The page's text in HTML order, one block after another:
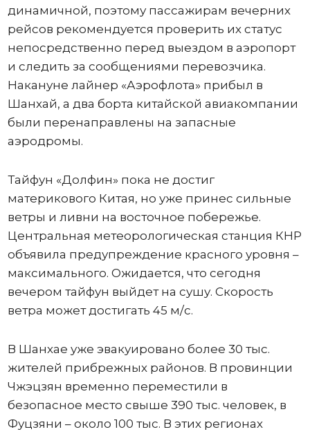
динамичной, поэтому пассажирам вечерних
рейсов рекомендуется проверить их статус
непосредственно перед выездом в аэропорт
и следить за сообщениями перевозчика.
Накануне лайнер «Аэрофлота» прибыл в
Шанхай, а два борта китайской авиакомпании
были перенаправлены на запасные
аэродромы.
Тайфун «Долфин» пока не достиг
материкового Китая, но уже принес сильные
ветры и ливни на восточное побережье.
Центральная метеорологическая станция КНР
объявила предупреждение красного уровня –
максимального. Ожидается, что сегодня
вечером тайфун выйдет на сушу. Скорость
ветра может достигать 45 м/с.
В Шанхае уже эвакуировано более 30 тыс.
жителей прибрежных районов. В провинции
Чжэцзян временно переместили в
безопасное место свыше 390 тыс. человек, в
Фуцзяни – около 100 тыс. В этих регионах